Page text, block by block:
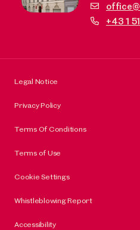
+43 1
Legal Notice
Privacy Policy
Terms Of Conditions
Terms of Use
Cookie Settings
Whistleblowing Report
Accessibility